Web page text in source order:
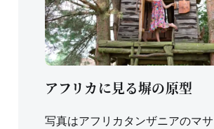
アフリカに見る塀の原型
写真はアフリカタンザニアのマ